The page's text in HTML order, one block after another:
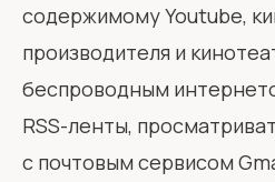
содержимому Youtube,
производителя и
беспроводным
RSS-ленты,
с почтовым сервисом